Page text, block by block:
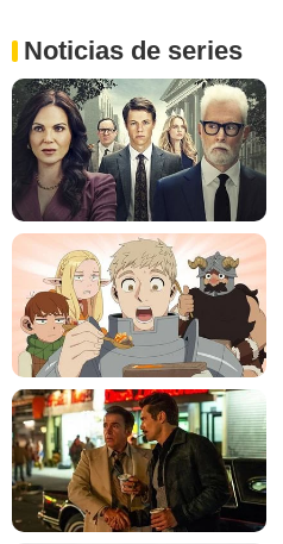
Noticias de series